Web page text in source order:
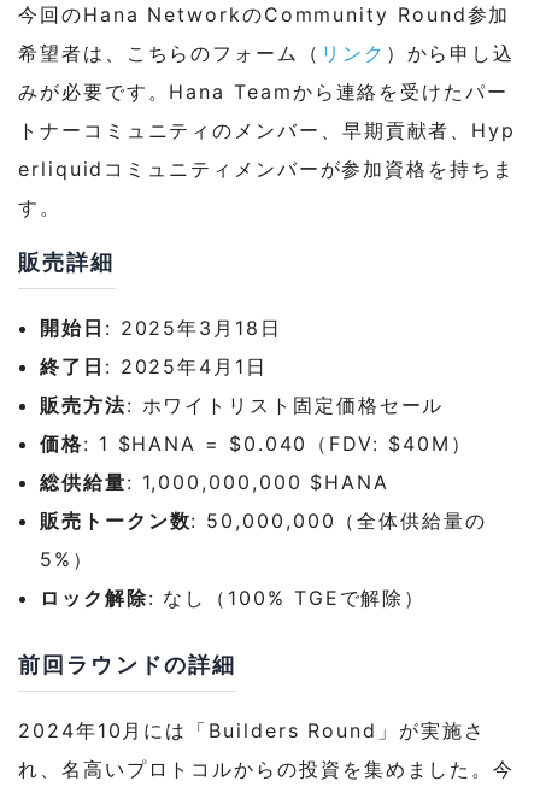
今回のHana NetworkのCommunity Round参加
希望者は、こちらのフォーム（ リンク ）から申し込
みが必要です。Hana Teamから連絡を受けたパー
トナーコミュニティのメンバー、早期貢献者、Hyp
erliquidコミュニティメンバーが参加資格を持ちま
す。
販売詳細
開始日 : 2025年3月18日
終了日 : 2025年4月1日
販売方法: ホワイトリスト固定価格セール
価格: 1 $HANA = $0.040（FDV: $40M）
総供給量: 1,000,000,000 $HANA
販売トークン数: 50,000,000（全体供給量の
5%）
ロック解除: なし（100% TGEで解除）
前回ラウンドの詳細
2024年10月には「Builders Round」が実施さ
れ、名高いプロトコルからの投資を集めました。今